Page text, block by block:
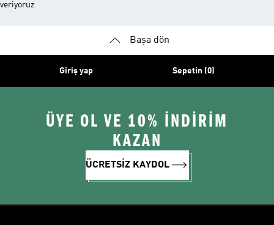
veriyoruz
Başa dön
Giriş yap Sepetin (0)
ÜYE OL VE 10% İNDİRİM
KAZAN
ÜCRETSİZ KAYDOL